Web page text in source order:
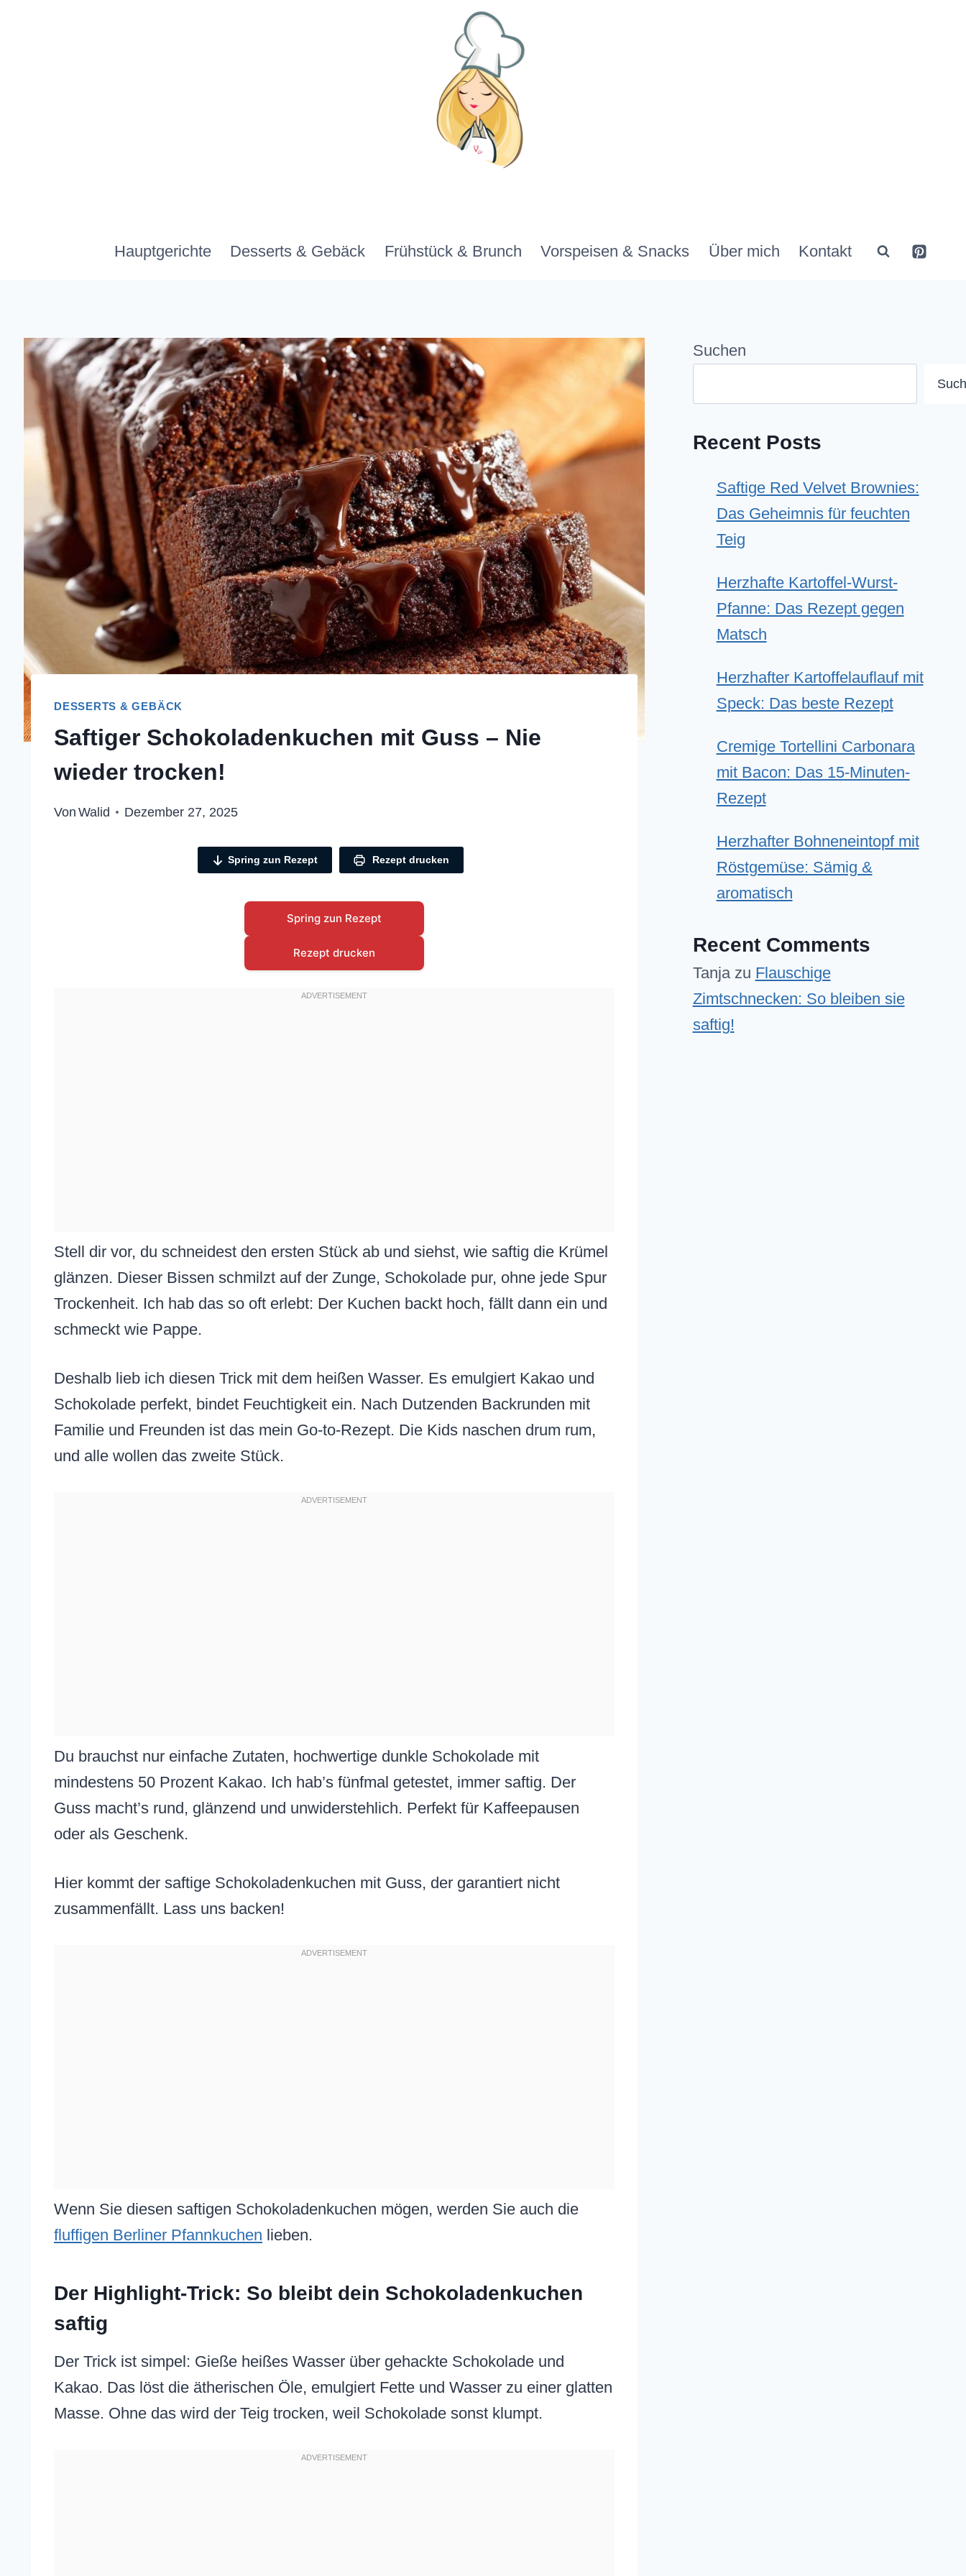
Hauptgerichte Desserts & Gebäck Frühstück & Brunch Vorspeisen & Snacks Über mich Kontakt
DESSERTS & GEBÄCK
Saftiger Schokoladenkuchen mit Guss – Nie
wieder trocken!
Von Walid Dezember 27, 2025
Spring zun Rezept Rezept drucken
Spring zun Rezept
Rezept drucken
Stell dir vor, du schneidest den ersten Stück ab und siehst, wie saftig die Krümel
glänzen. Dieser Bissen schmilzt auf der Zunge, Schokolade pur, ohne jede Spur
Trockenheit. Ich hab das so oft erlebt: Der Kuchen backt hoch, fällt dann ein und
schmeckt wie Pappe.
Deshalb lieb ich diesen Trick mit dem heißen Wasser. Es emulgiert Kakao und
Schokolade perfekt, bindet Feuchtigkeit ein. Nach Dutzenden Backrunden mit
Familie und Freunden ist das mein Go-to-Rezept. Die Kids naschen drum rum,
und alle wollen das zweite Stück.
Du brauchst nur einfache Zutaten, hochwertige dunkle Schokolade mit
mindestens 50 Prozent Kakao. Ich hab’s fünfmal getestet, immer saftig. Der
Guss macht’s rund, glänzend und unwiderstehlich. Perfekt für Kaffeepausen
oder als Geschenk.
Hier kommt der saftige Schokoladenkuchen mit Guss, der garantiert nicht
zusammenfällt. Lass uns backen!
Wenn Sie diesen saftigen Schokoladenkuchen mögen, werden Sie auch die
fluffigen Berliner Pfannkuchen lieben.
Der Highlight-Trick: So bleibt dein Schokoladenkuchen
saftig
Der Trick ist simpel: Gieße heißes Wasser über gehackte Schokolade und
Kakao. Das löst die ätherischen Öle, emulgiert Fette und Wasser zu einer glatten
Masse. Ohne das wird der Teig trocken, weil Schokolade sonst klumpt.
Suchen
Recent Posts
Saftige Red Velvet Brownies:
Das Geheimnis für feuchten
Teig
Herzhafte Kartoffel-Wurst-
Pfanne: Das Rezept gegen
Matsch
Herzhafter Kartoffelauflauf mit
Speck: Das beste Rezept
Cremige Tortellini Carbonara
mit Bacon: Das 15-Minuten-
Rezept
Herzhafter Bohneneintopf mit
Röstgemüse: Sämig &
aromatisch
Recent Comments
Tanjazu Flauschige
Zimtschnecken: So bleiben sie
saftig!